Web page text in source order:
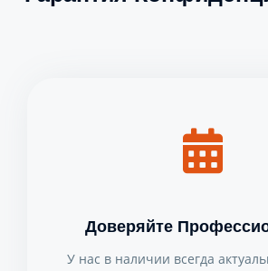
Доверяйте
У нас в наличии всегда